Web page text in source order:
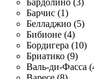
Бардолино (3)
Барчис (1)
Белладжио (5)
Бибионе (4)
Бордигера (10)
Бриатико (9)
Валь-ди-Фасса